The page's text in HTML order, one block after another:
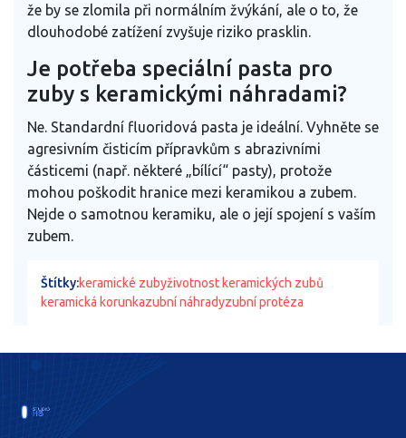
že by se zlomila při normálním žvýkání, ale o to, že
dlouhodobé zatížení zvyšuje riziko prasklin.
Je potřeba speciální pasta pro
zuby s keramickými náhradami?
Ne. Standardní fluoridová pasta je ideální. Vyhněte se
agresivním čisticím přípravkům s abrazivními
částicemi (např. některé „bílící“ pasty), protože
mohou poškodit hranice mezi keramikou a zubem.
Nejde o samotnou keramiku, ale o její spojení s vaším
zubem.
Štítky:keramické zubyživotnost keramických zubů
keramická korunkazubní náhradyzubní protéza